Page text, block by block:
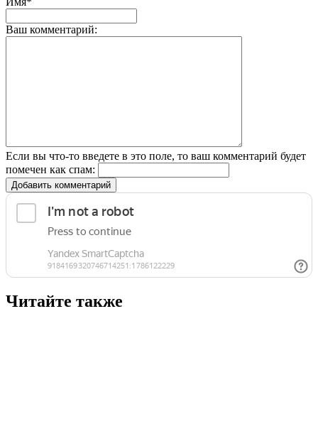
Ваш комментарий:
Если вы что-то введете в это поле, то ваш комментарий будет
помечен как спам:
Добавить комментарий
Читайте также